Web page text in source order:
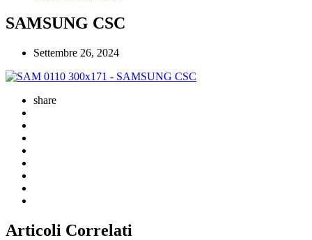
SAMSUNG CSC
Settembre 26, 2024
share
Articoli Correlati